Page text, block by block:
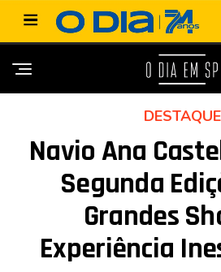
DESTAQUE
Navio Ana
Segunda
Grandes
Experiência